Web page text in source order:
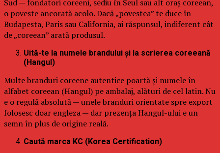
Sud — fondatori coreeni, sediu în Seul sau alt oraș coreean,
o poveste ancorată acolo. Dacă „povestea” te duce în
Budapesta, Paris sau California, ai răspunsul, indiferent cât
de „coreean” arată produsul.
Uită-te la numele brandului și la scrierea coreeană
(Hangul)
Multe branduri coreene autentice poartă și numele în
alfabet coreean (Hangul) pe ambalaj, alături de cel latin. Nu
e o regulă absolută — unele branduri orientate spre export
folosesc doar engleza — dar prezența Hangul-ului e un
semn în plus de origine reală.
Caută marca KC (Korea Certification)